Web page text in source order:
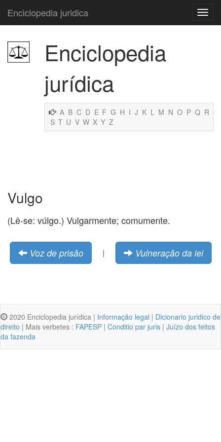
Enciclopedia juridica
Enciclopedia
jurídica
A B C D E F G H I J K L M N O P Q R
S T U V W X Y Z
Vulgo
(Lê-se: vúlgo.) Vulgarmente; comumente.
Voz de prisão | Vulneração da lei
2020 Enciclopedia jurídica | Informação legal | Dicionario juridico de
direito | Mais verbetes : FAPESP | Conditio par juris | Juízo dos feitos
da fazenda